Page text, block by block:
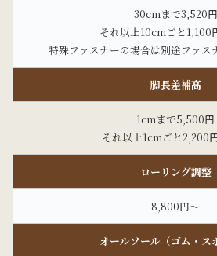
30cmまで3,520円
それ以上10cmごと1,100
特殊ファスナーの場合は別途ファス
脚長差補高
1cmまで5,500円
それ以上1cmごと2,200
ローリング調整
8,800円～
オールソール（ゴム・ス